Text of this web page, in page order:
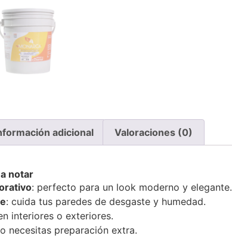
adicional Valoraciones (0)
notar
: perfecto para un look moderno y elegante.
: cuida tus paredes de desgaste y humedad.
interiores o exteriores.
necesitas preparación extra.